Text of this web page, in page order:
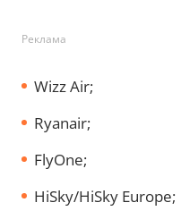
Реклама
Wizz Air;
Ryanair;
FlyOne;
HiSky/HiSky Europe;